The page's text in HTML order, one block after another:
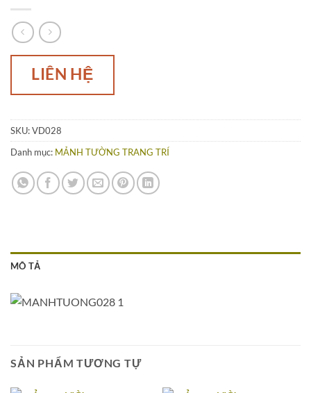
LIÊN HỆ
SKU:VD028
Danh mục: MẢNH TƯỜNG TRANG TRÍ
MÔ TẢ
SẢN PHẨM TƯƠNG TỰ